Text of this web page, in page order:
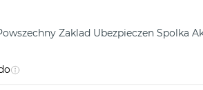
Zaklad Ubezpieczen Spolka